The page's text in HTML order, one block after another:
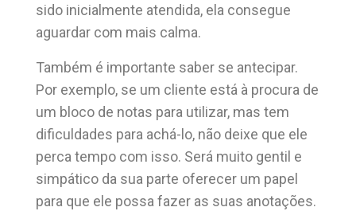
sido inicialmente atendida, ela consegue
aguardar com mais calma.
Também é importante saber se antecipar.
Por exemplo, se um cliente está à procura de
um bloco de notas para utilizar, mas tem
dificuldades para achá-lo, não deixe que ele
perca tempo com isso. Será muito gentil e
simpático da sua parte oferecer um papel
para que ele possa fazer as suas anotações.